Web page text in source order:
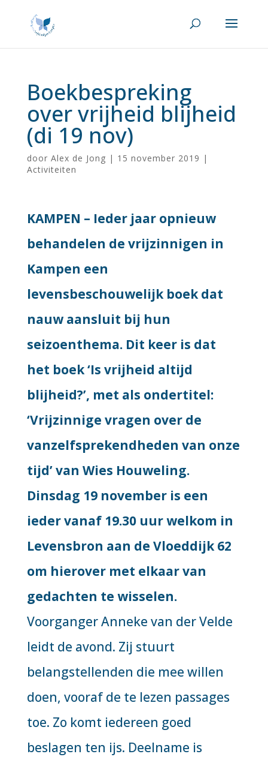
Boekbespreking
over vrijheid blijheid
(di 19 nov)
door Alex de Jong | 15 november 2019 |
Activiteiten
KAMPEN – Ieder jaar opnieuw
behandelen de vrijzinnigen in
Kampen een
levensbeschouwelijk boek dat
nauw aansluit bij hun
seizoenthema. Dit keer is dat
het boek ‘Is vrijheid altijd
blijheid?’, met als ondertitel:
‘Vrijzinnige vragen over de
vanzelfsprekendheden van onze
tijd’ van Wies Houweling.
Dinsdag 19 november is een
ieder vanaf 19.30 uur welkom in
Levensbron aan de Vloeddijk 62
om hierover met elkaar van
gedachten te wisselen.
Voorganger Anneke van der Velde
leidt de avond. Zij stuurt
belangstellenden die mee willen
doen, vooraf de te lezen passages
toe. Zo komt iedereen goed
beslagen ten ijs. Deelname is